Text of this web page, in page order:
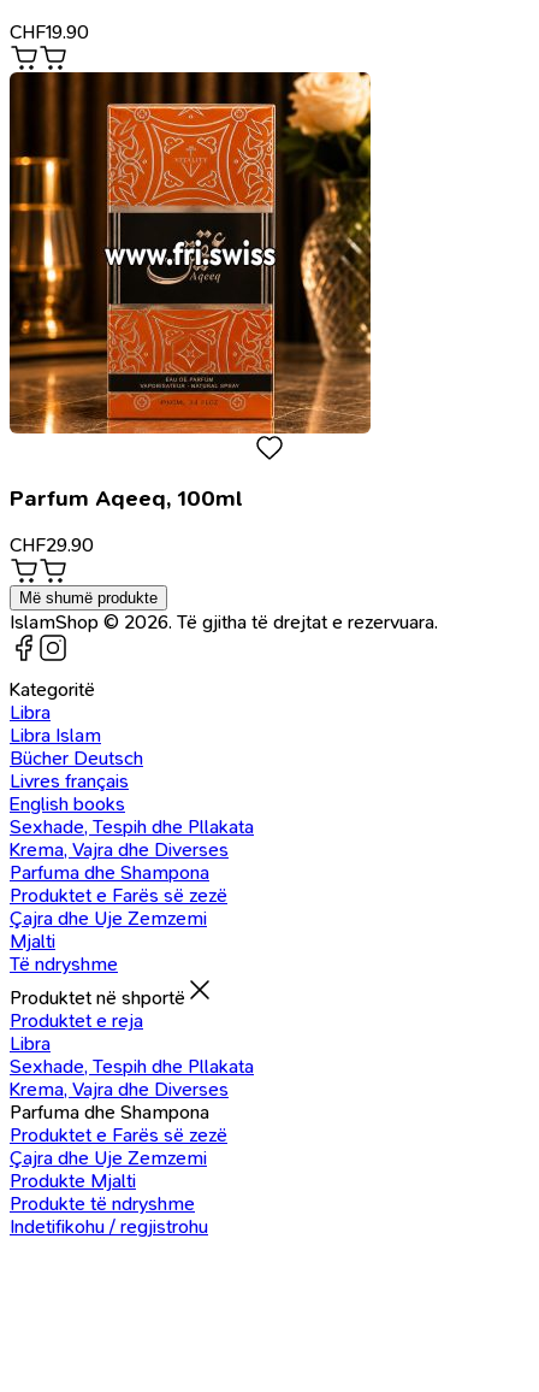
CHF19.90
Parfum Aqeeq, 100ml
CHF29.90
Më shumë produkte
IslamShop © 2026. Të gjitha të drejtat e rezervuara.
Kategoritë
Libra
Libra Islam
Bücher Deutsch
Livres français
English books
Sexhade, Tespih dhe Pllakata
Krema, Vajra dhe Diverses
Parfuma dhe Shampona
Produktet e Farës së zezë
Çajra dhe Uje Zemzemi
Mjalti
Të ndryshme
Produktet në shportë
Produktet e reja
Libra
Sexhade, Tespih dhe Pllakata
Krema, Vajra dhe Diverses
Parfuma dhe Shampona
Produktet e Farës së zezë
Çajra dhe Uje Zemzemi
Produkte Mjalti
Produkte të ndryshme
Indetifikohu / regjistrohu